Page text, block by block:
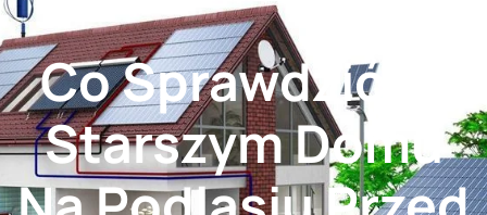
Co Sprawdzić W
Starszym Domu